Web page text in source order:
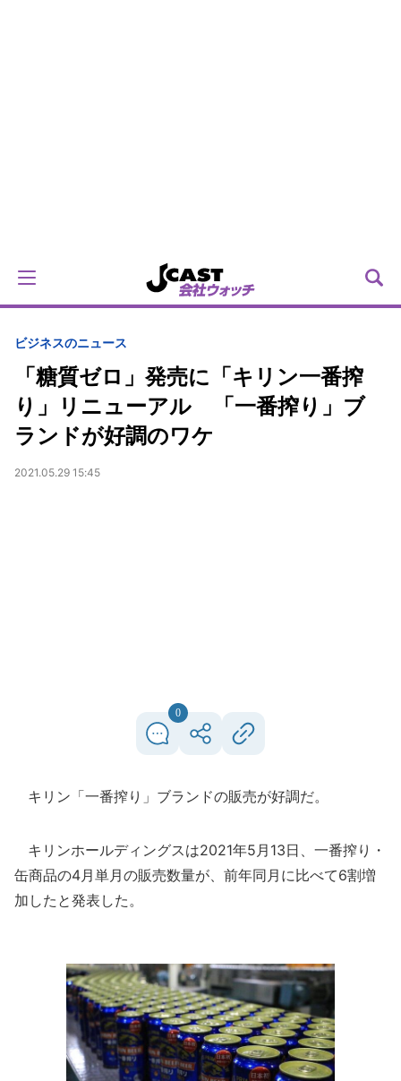
ビジネスのニュース
「糖質ゼロ」発売に「キリン一番搾
り」リニューアル 「一番搾り」ブ
ランドが好調のワケ
2021.05.29 15:45
0
キリン「一番搾り」ブランドの販売が好調だ。
キリンホールディングスは2021年5月13日、一番搾り・
缶商品の4月単月の販売数量が、前年同月に比べて6割増
加したと発表した。